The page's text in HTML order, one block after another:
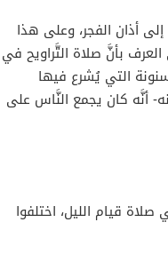
أذان الفجر، وعلى هذا
بأنَّ صلاة التَّراويح في
التي يُشرع فيها
أنَّه كان يجمع النَّاس على
قيام الليل، اختلفوا